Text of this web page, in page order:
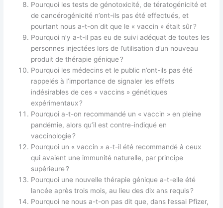
Pourquoi les tests de génotoxicité, de tératogénicité et
de cancérogénicité n’ont-ils pas été effectués, et
pourtant nous a-t-on dit que le « vaccin » était sûr ?
Pourquoi n’y a-t-il pas eu de suivi adéquat de toutes les
personnes injectées lors de l’utilisation d’un nouveau
produit de thérapie génique ?
Pourquoi les médecins et le public n’ont-ils pas été
rappelés à l’importance de signaler les effets
indésirables de ces « vaccins » génétiques
expérimentaux ?
Pourquoi a-t-on recommandé un « vaccin » en pleine
pandémie, alors qu’il est contre-indiqué en
vaccinologie ?
Pourquoi un « vaccin » a-t-il été recommandé à ceux
qui avaient une immunité naturelle, par principe
supérieure ?
Pourquoi une nouvelle thérapie génique a-t-elle été
lancée après trois mois, au lieu des dix ans requis ?
Pourquoi ne nous a-t-on pas dit que, dans l’essai Pfizer,